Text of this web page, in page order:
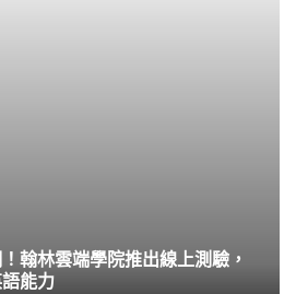
翰林雲端學院推出線上測驗，
能力